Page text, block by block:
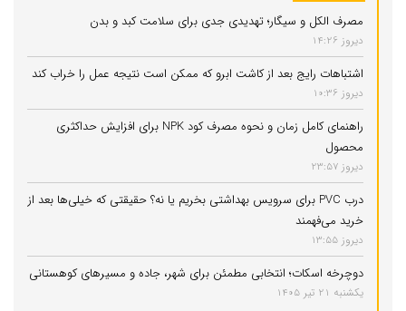
مصرف الکل و سیگار؛ تهدیدی جدی برای سلامت کبد و بدن
دیروز 14:26
اشتباهات رایج بعد از کاشت ابرو که ممکن است نتیجه عمل را خراب کند
دیروز 10:36
راهنمای کامل زمان و نحوه مصرف کود NPK برای افزایش حداکثری
محصول
دیروز 23:57
درب PVC برای سرویس بهداشتی بخریم یا نه؟ حقیقتی که خیلی‌ها بعد از
خرید می‌فهمند
دیروز 13:55
دوچرخه اسکات؛ انتخابی مطمئن برای شهر، جاده و مسیرهای کوهستانی
یکشنبه 21 تیر 1405